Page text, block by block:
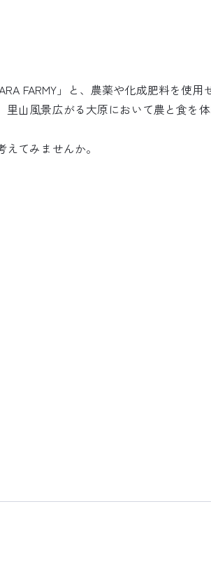
FARMY」と、農薬や化成肥料を使用
山風景広がる大原において農と食を
てみませんか。